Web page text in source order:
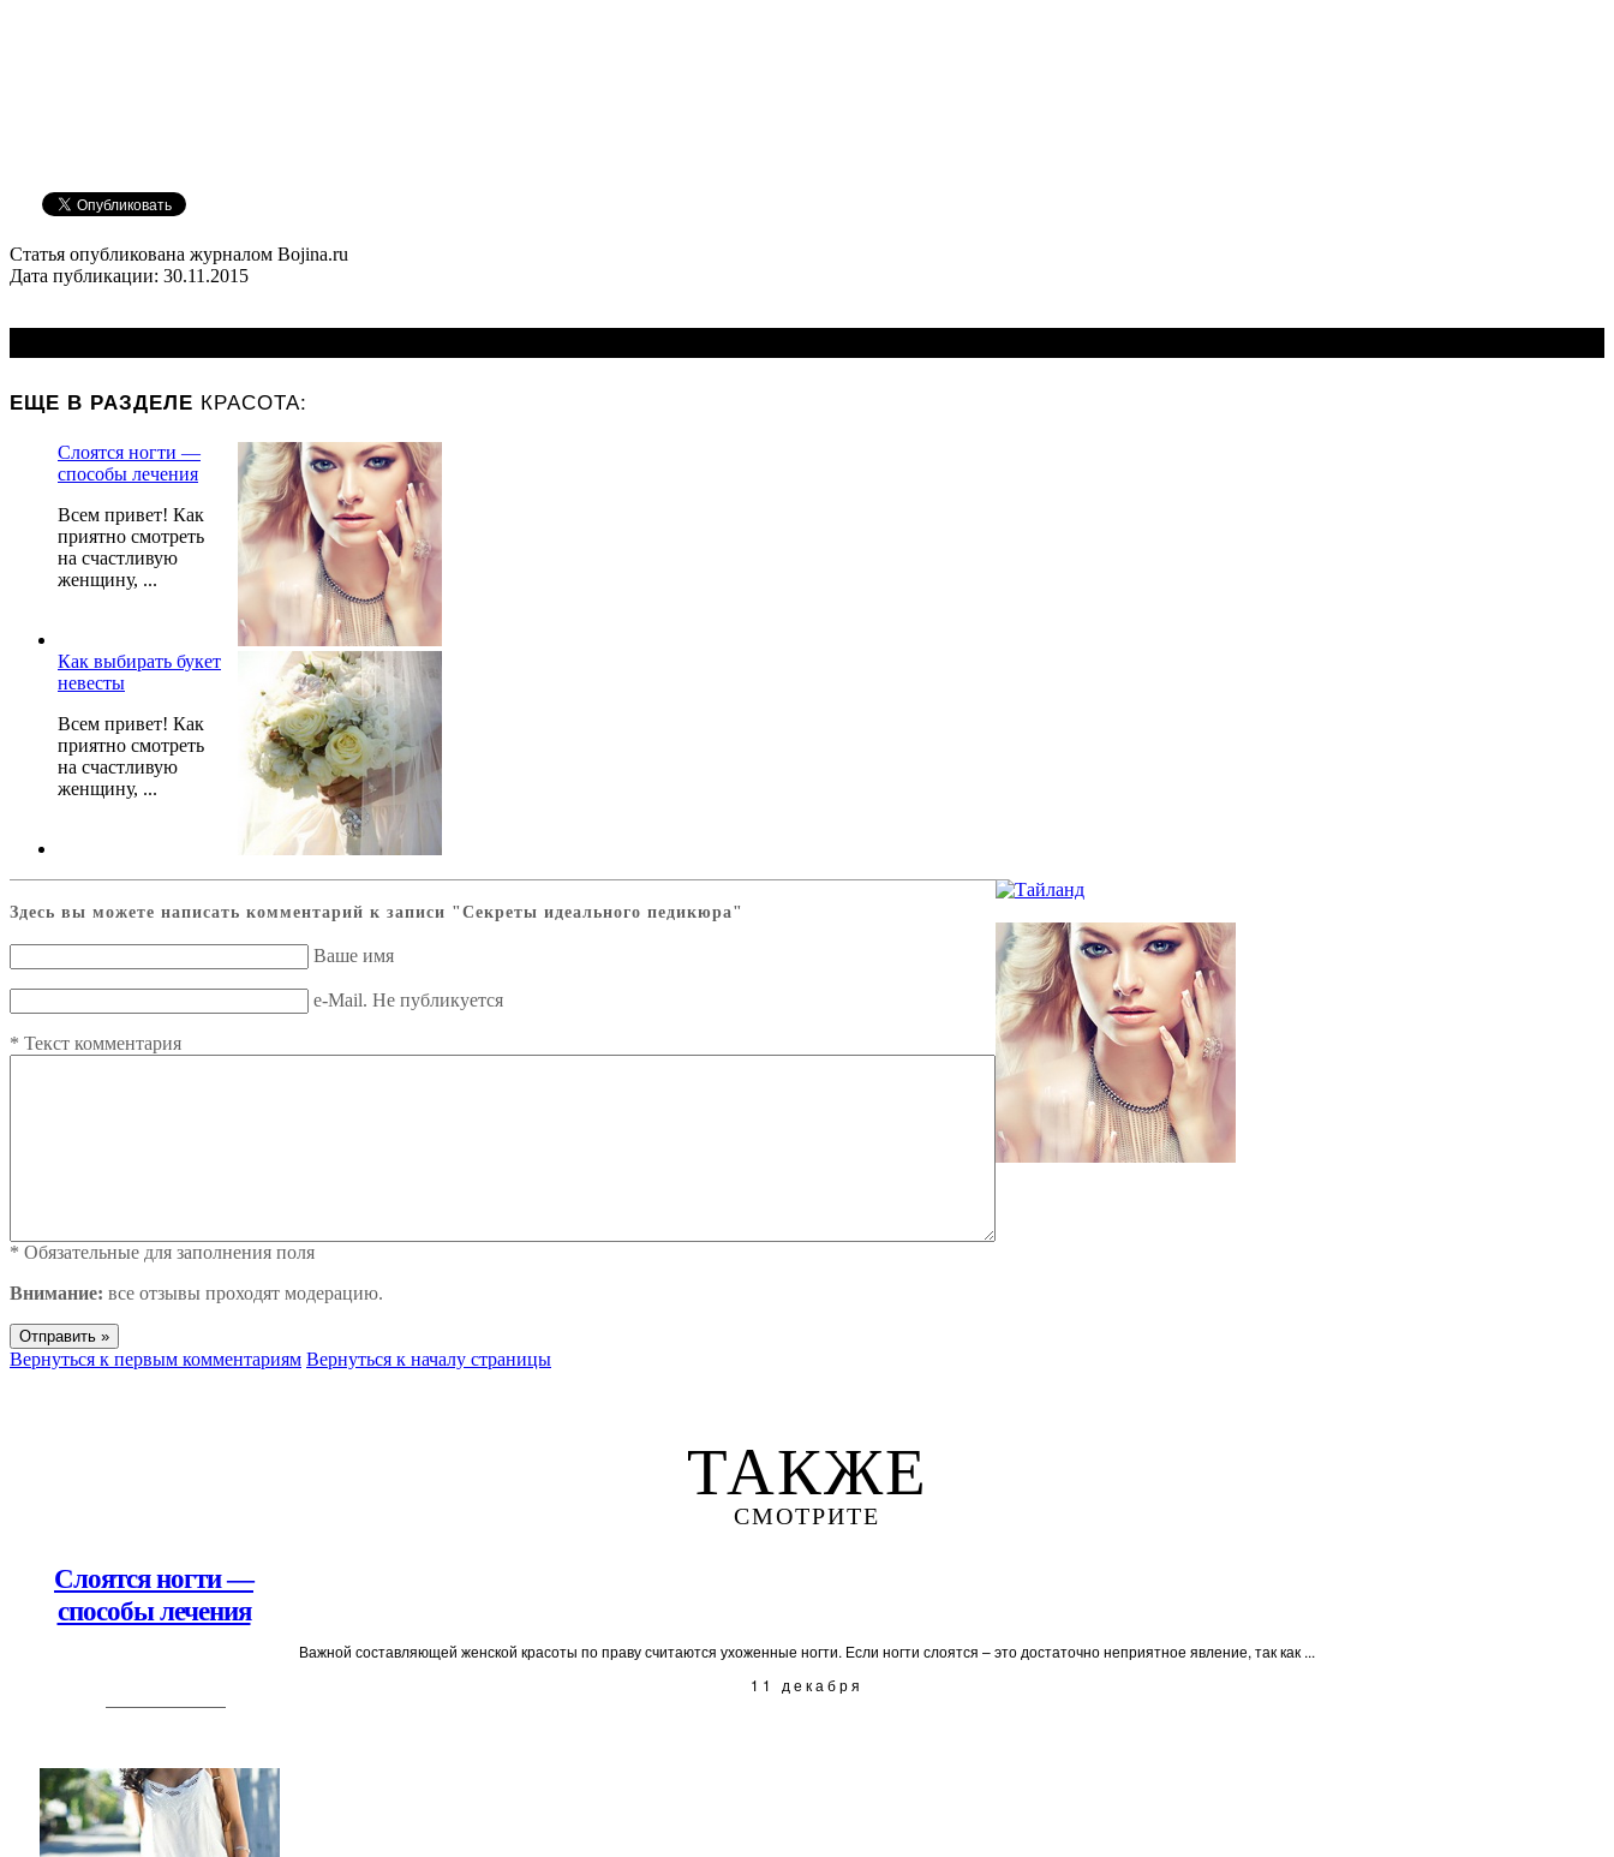
Статья опубликована журналом Bojina.ru
Дата публикации: 30.11.2015
ЕЩЕ В РАЗДЕЛЕ КРАСОТА:
Слоятся ногти —
способы лечения
Всем привет! Как
приятно смотреть
на счастливую
женщину, ...
Как выбирать букет
невесты
Всем привет! Как
приятно смотреть
на счастливую
женщину, ...
Здесь вы можете написать комментарий к записи "Секреты идеального педикюра"
Ваше имя
e-Mail. Не публикуется
* Текст комментария
* Обязательные для заполнения поля
Внимание: все отзывы проходят модерацию.
Вернуться к первым комментариям Вернуться к началу страницы
ТАКЖЕ
СМОТРИТЕ
Слоятся ногти —
способы лечения
Важной составляющей женской красоты по праву считаются ухоженные ногти. Если ногти слоятся – это достаточно неприятное явление, так как ...
11 декабря